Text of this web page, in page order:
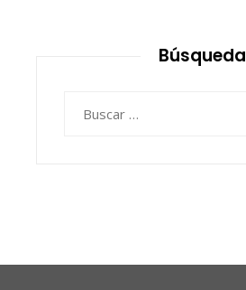
Búsqueda